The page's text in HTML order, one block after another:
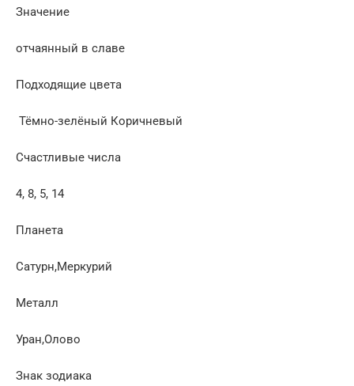
Значение
отчаянный в славе
Подходящие цвета
Тёмно-зелёный Коричневый
Счастливые числа
4, 8, 5, 14
Планета
Сатурн,Меркурий
Металл
Уран,Олово
Знак зодиака